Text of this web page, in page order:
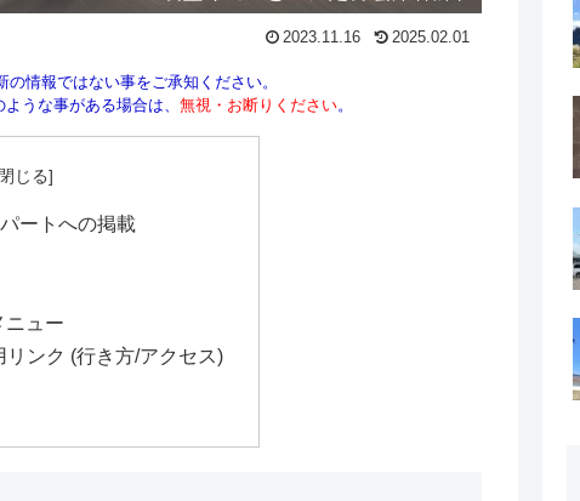
2023.11.16 2025.02.01
情報ではない事をご承知ください。
うな事がある場合は、 無視・お断りください。
ートへの掲載
ニュー
ンク (行き方/アクセス)